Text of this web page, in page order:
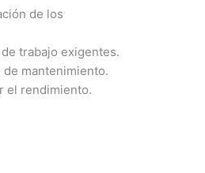
de los
trabajo exigentes.
mantenimiento.
el rendimiento.